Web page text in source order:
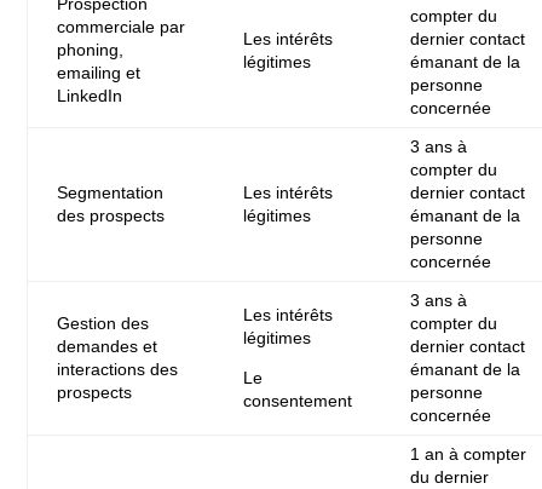
commerciale par
phoning,
emailing et
LinkedIn
Les intérêts
légitimes
compter du
dernier contact
émanant de la
personne
concernée
Segmentation
des prospects
Les intérêts
légitimes
3 ans à
compter du
dernier contact
émanant de la
personne
concernée
Gestion des
demandes et
interactions des
prospects
Les intérêts
légitimes
Le
consentement
3 ans à
compter du
dernier contact
émanant de la
personne
concernée
1 an à compter
du dernier